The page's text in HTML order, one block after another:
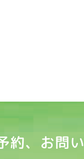
約、お問